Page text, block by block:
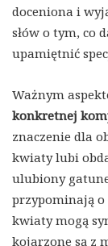
doceniona i
słów o tym, co
upamiętnić
Ważnym
konkretnej
znaczenie dla
kwiaty lubi
ulubiony
przypominają o
kwiaty mogą
kojarzone są z